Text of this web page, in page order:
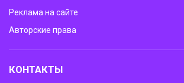
Реклама на сайте
Авторские права
КОНТАКТЫ